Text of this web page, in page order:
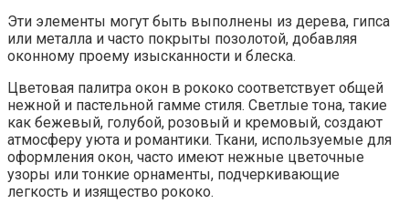
Эти элементы могут быть выполнены из дерева, гипса
или металла и часто покрыты позолотой, добавляя
оконному проему изысканности и блеска.
Цветовая палитра окон в рококо соответствует общей
нежной и пастельной гамме стиля. Светлые тона, такие
как бежевый, голубой, розовый и кремовый, создают
атмосферу уюта и романтики. Ткани, используемые для
оформления окон, часто имеют нежные цветочные
узоры или тонкие орнаменты, подчеркивающие
легкость и изящество рококо.